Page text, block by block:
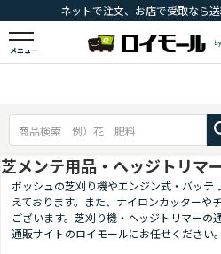
ネットで注文、お店で受取なら
メニュー
芝メンテ用品・ヘッジトリマ
ボッシュの芝刈り機やエンジン式・バッテ
えております。また、ナイロンカッターや
ございます。芝刈り機・ヘッジトリマーの
通販サイトのロイモールにお任せください。